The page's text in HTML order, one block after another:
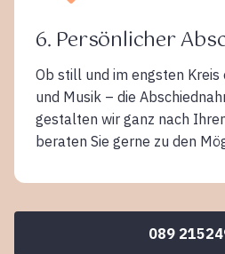
6. Persönlicher
Ob still und im engsten
und Musik – die
gestalten wir ganz nach
beraten Sie gerne zu den
089